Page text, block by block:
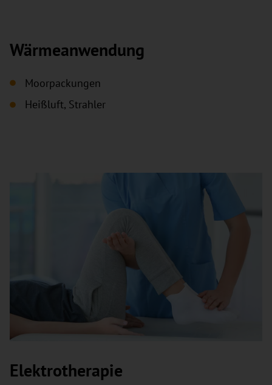
Wärmeanwendung
Moorpackungen
Heißluft, Strahler
Elektrotherapie